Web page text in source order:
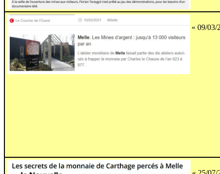
« 09/03/